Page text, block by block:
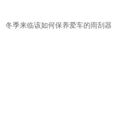
冬季来临该如何保养爱车的雨刮器